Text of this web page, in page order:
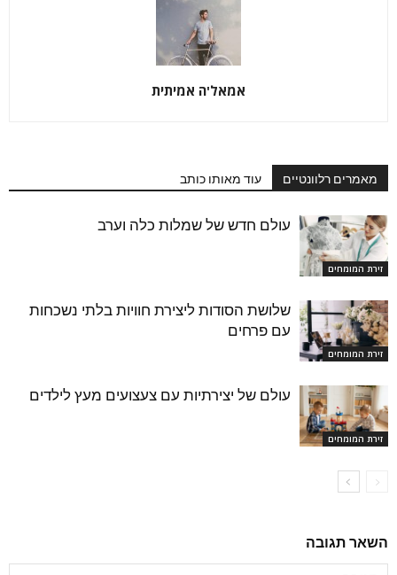
אמאל'ה אמיתית
מאמרים רלוונטיים עוד מאותו כותב
זירת המומחים
עולם חדש של שמלות כלה וערב
זירת המומחים
שלושת הסודות ליצירת חוויות בלתי נשכחות
עם פרחים
זירת המומחים
עולם של יצירתיות עם צעצועים מעץ לילדים
השאר תגובה